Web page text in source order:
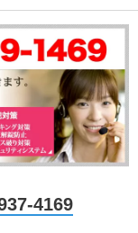
4169